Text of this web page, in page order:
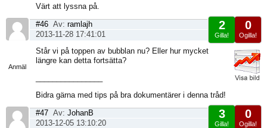
Värt att lyssna på.
Anmäl
0
Ogilla!
2
Gilla!
#46 Av: ramlajh
2013-11-28 17:41:01
Står vi på toppen av bubblan nu? Eller hur mycket
längre kan detta fortsätta?
Bidra gärna med tips på bra dokumentärer i denna tråd!
0
Ogilla!
3
Gilla!
#47 Av: JohanB
2013-12-05 13:10:20